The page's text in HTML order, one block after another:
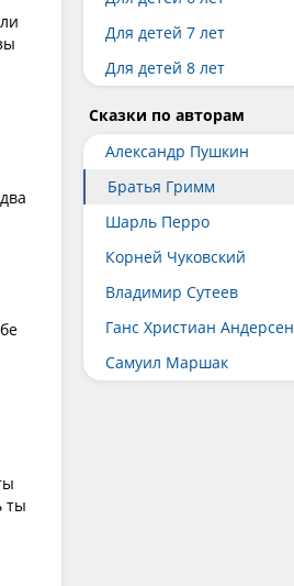
ты
Для детей 7 лет
Для детей 8 лет
Сказки по авторам
Александр Пушкин
Братья Гримм
Шарль Перро
Корней Чуковский
Владимир Сутеев
Ганс Христиан Андерсен
Самуил Маршак